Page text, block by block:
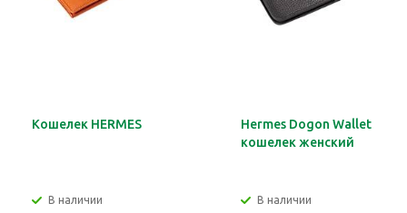
Кошелек HERMES
В наличии
Hermes Dogon Wallet
кошелек женский
В наличии